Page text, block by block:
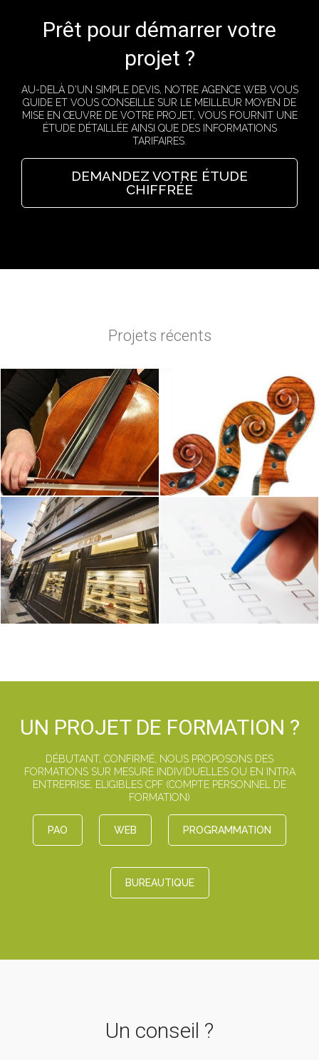
Prêt pour démarrer votre
projet ?
AU-DELÀ D'UN SIMPLE DEVIS, NOTRE AGENCE WEB VOUS
GUIDE ET VOUS CONSEILLE SUR LE MEILLEUR MOYEN DE
MISE EN ŒUVRE DE VOTRE PROJET, VOUS FOURNIT UNE
ÉTUDE DÉTAILLÉE AINSI QUE DES INFORMATIONS
TARIFAIRES.
DEMANDEZ VOTRE ÉTUDE
CHIFFRÉE
Projets récents
UN PROJET DE FORMATION ?
DÉBUTANT, CONFIRMÉ, NOUS PROPOSONS DES
FORMATIONS SUR MESURE INDIVIDUELLES OU EN INTRA
ENTREPRISE, ELIGIBLES CPF (COMPTE PERSONNEL DE
FORMATION)
PAO WEB PROGRAMMATION
BUREAUTIQUE
Un conseil ?